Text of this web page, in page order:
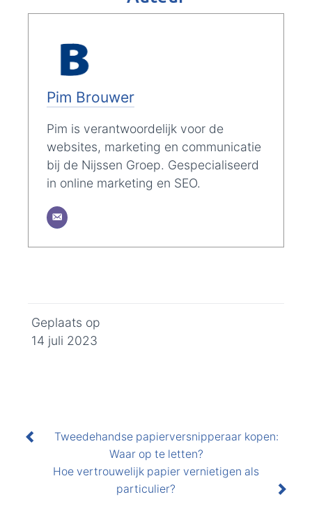
Pim Brouwer
Pim is verantwoordelijk voor de
websites, marketing en communicatie
bij de Nijssen Groep. Gespecialiseerd
in online marketing en SEO.
Geplaats op
14 juli 2023
navigatie
Tweedehandse papierversnipperaar kopen:
Waar op te letten?
Hoe vertrouwelijk papier vernietigen als
particulier?